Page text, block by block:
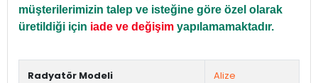
müşterilerimizin talep ve isteğine göre özel olarak
üretildiği için iade ve değişim yapılamamaktadır.
Radyatör Modeli Alize